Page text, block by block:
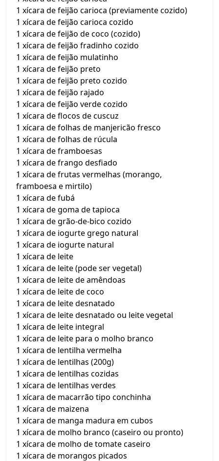
1 xícara de feijão carioca (previamente cozido)
1 xícara de feijão carioca cozido
1 xícara de feijão de coco (cozido)
1 xícara de feijão fradinho cozido
1 xícara de feijão mulatinho
1 xícara de feijão preto
1 xícara de feijão preto cozido
1 xícara de feijão rajado
1 xícara de feijão verde cozido
1 xícara de flocos de cuscuz
1 xícara de folhas de manjericão fresco
1 xícara de folhas de rúcula
1 xícara de framboesas
1 xícara de frango desfiado
1 xícara de frutas vermelhas (morango,
framboesa e mirtilo)
1 xícara de fubá
1 xícara de goma de tapioca
1 xícara de grão-de-bico cozido
1 xícara de iogurte grego natural
1 xícara de iogurte natural
1 xícara de leite
1 xícara de leite (pode ser vegetal)
1 xícara de leite de amêndoas
1 xícara de leite de coco
1 xícara de leite desnatado
1 xícara de leite desnatado ou leite vegetal
1 xícara de leite integral
1 xícara de leite para o molho branco
1 xícara de lentilha vermelha
1 xícara de lentilhas (200g)
1 xícara de lentilhas cozidas
1 xícara de lentilhas verdes
1 xícara de macarrão tipo conchinha
1 xícara de maizena
1 xícara de manga madura em cubos
1 xícara de molho branco (caseiro ou pronto)
1 xícara de molho de tomate caseiro
1 xícara de morangos picados